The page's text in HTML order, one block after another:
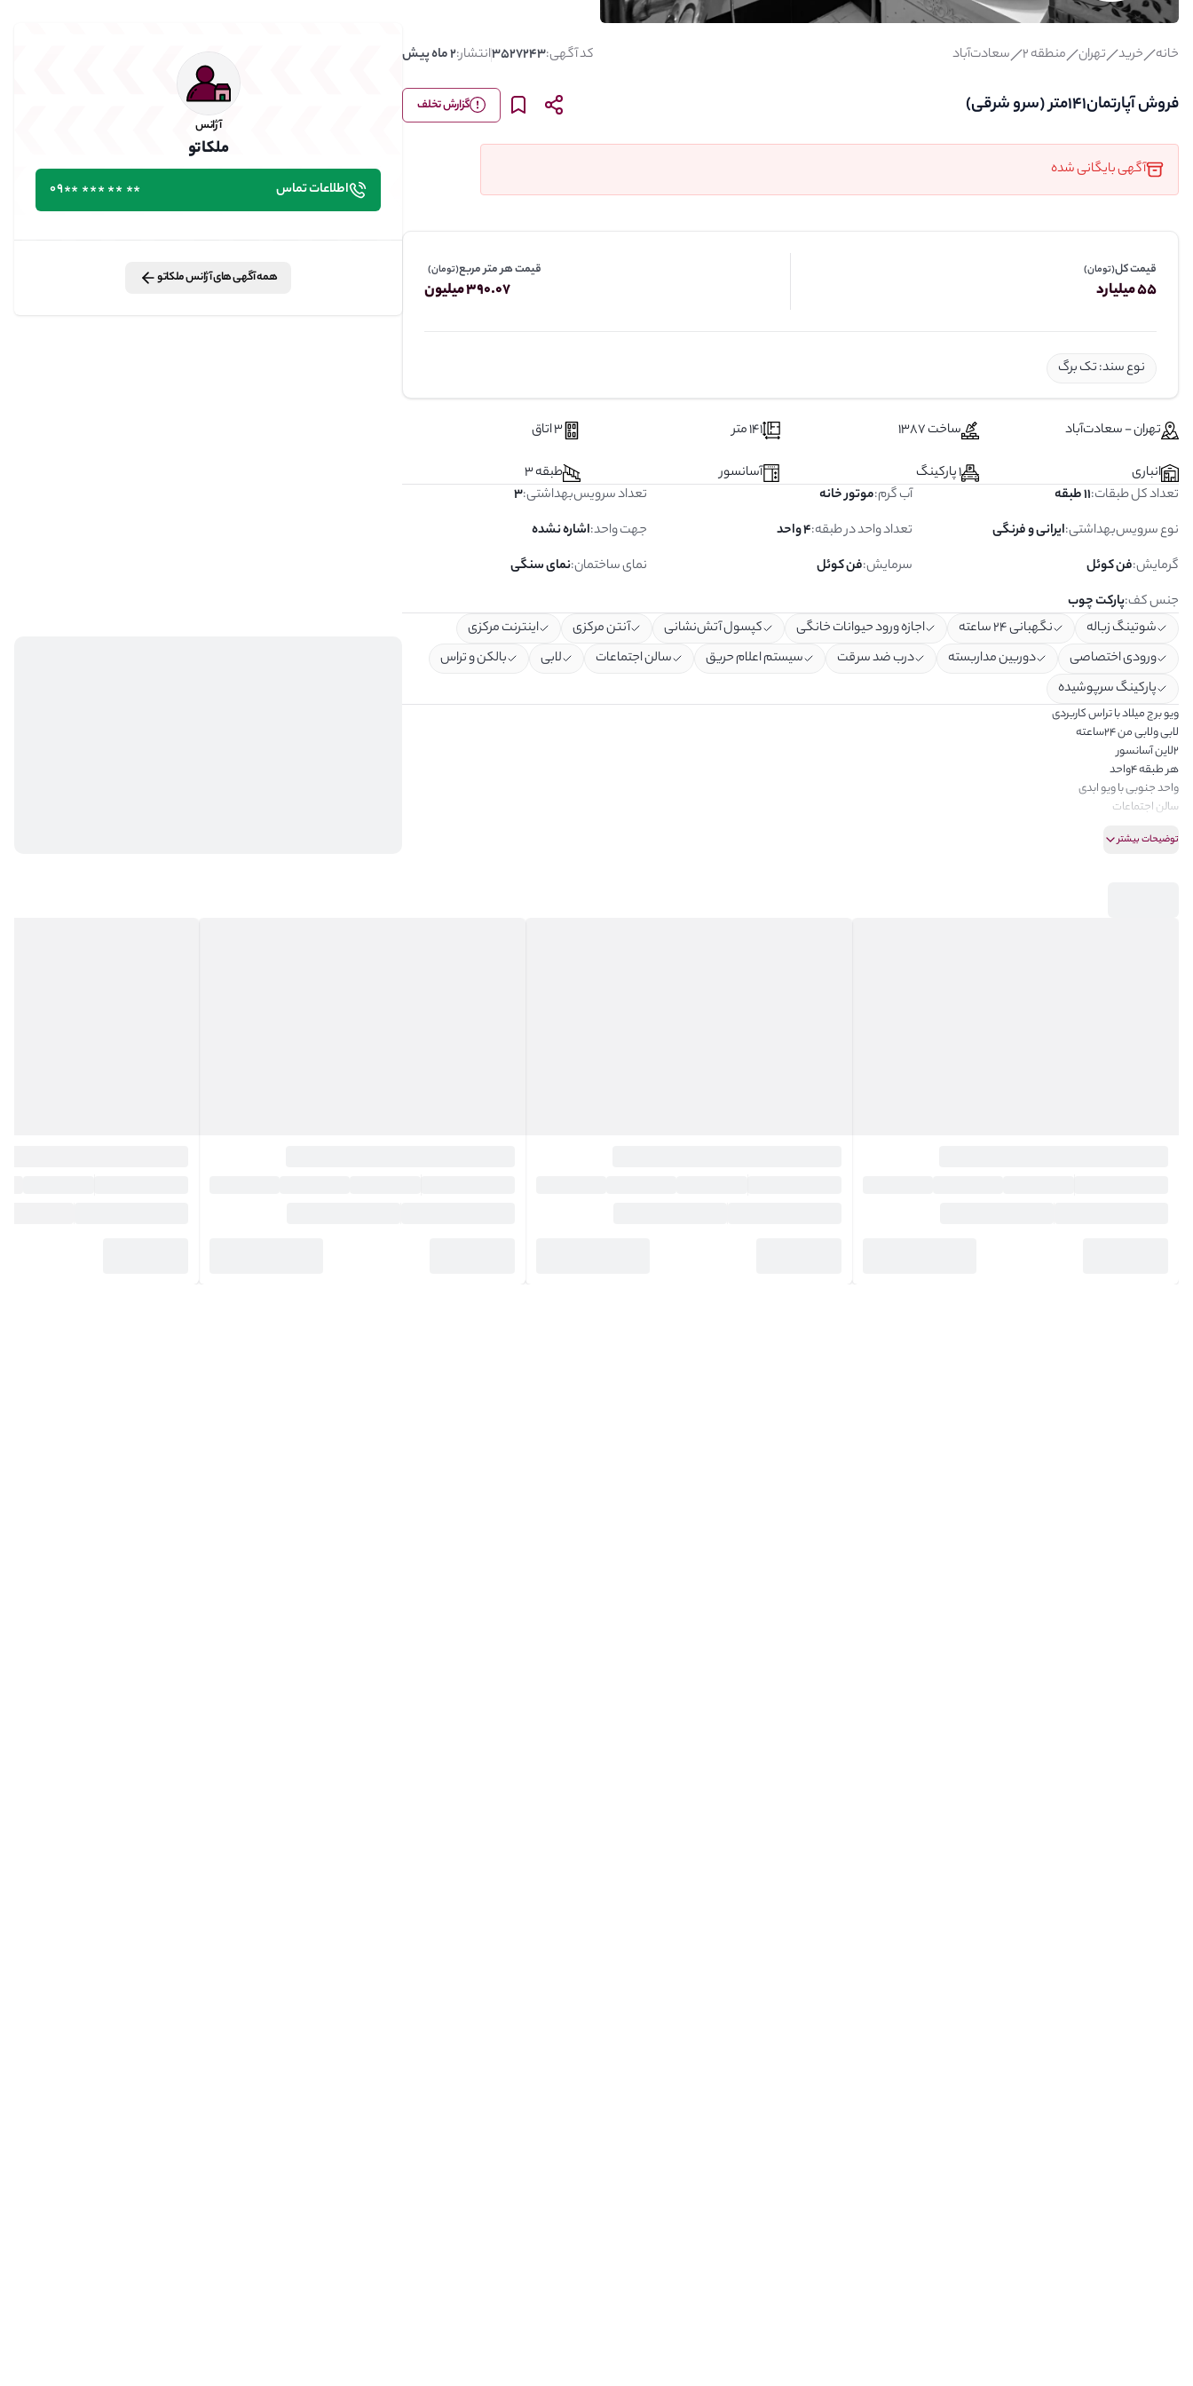
خانه خرید تهران منطقه 2 سعادت‌آباد کد آگهی:3527243انتشار:2 ماه پیش
فروش آپارتمان۱۴۱متر (سرو شرقی)
آگهی بایگانی شده
گزارش تخلف
قیمت کل(تومان)
55 میلیارد
قیمت هر متر مربع(تومان)
390.07 میلیون
نوع سند: تک برگ
تهران - سعادت‌آباد ساخت 1387 141 متر
3 اتاق
انباری
1 پارکینگ آسانسور
طبقه 3
تعداد کل طبقات:11 طبقه آب گرم:موتور خانه تعداد سرویس‌بهداشتی:
3
نوع سرویس‌بهداشتی:ایرانی و فرنگی تعداد واحد در طبقه:4 واحد جهت واحد:اشاره نشده
گرمایش:فن کوئل سرمایش:فن کوئل نمای ساختمان:نمای سنگی
جنس کف:پارکت چوب
شوتینگ زباله
نگهبانی ۲۴ ساعته اجازه ورود حیوانات خانگی کپسول آتش‌نشانی آنتن مرکزی
اینترنت مرکزی
ورودی اختصاصی
دوربین مداربسته درب ضد سرقت سیستم اعلام حریق سالن اجتماعات لابی
بالکن و تراس
پارکینگ سرپوشیده
ویو برج میلاد با تراس کاربردی
لابی ولابی من ۲۴ساعته
۲لاین آسانسور
هر طبقه ۴واحد
واحد جنوبی با ویو ابدی
سالن اجتماعات
توضیحات بیشتر
آژانس
ملکاتو
اطلاعات تماس ٭٭ ٭٭ ٭٭٭ ٭٭09
همه آگهی هایآژانسملکاتو